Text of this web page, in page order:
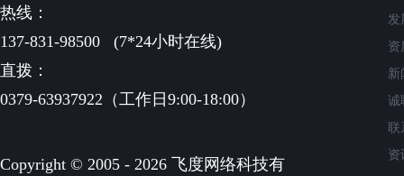
热线：
137-831-98500
(7*24小时在线)
直拨：
0379-63937922（工作日9:00-18:00）
Copyright © 2005 - 2026 飞度网络科技有
发
资
新
诚
联
资